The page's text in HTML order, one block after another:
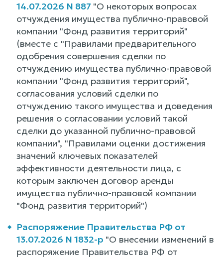
14.07.2026 N 887 "О некоторых вопросах
отчуждения имущества публично-правовой
компании "Фонд развития территорий"
(вместе с "Правилами предварительного
одобрения совершения сделки по
отчуждению имущества публично-правовой
компании "Фонд развития территорий",
согласования условий сделки по
отчуждению такого имущества и доведения
решения о согласовании условий такой
сделки до указанной публично-правовой
компании", "Правилами оценки достижения
значений ключевых показателей
эффективности деятельности лица, с
которым заключен договор аренды
имущества публично-правовой компании
"Фонд развития территорий")
Распоряжение Правительства РФ от
13.07.2026 N 1832-р "О внесении изменений в
распоряжение Правительства РФ от